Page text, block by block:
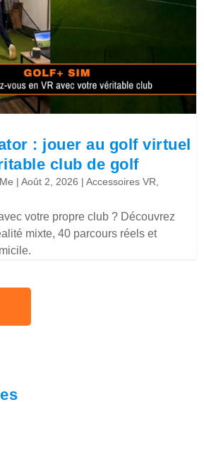
: jouer au golf virtuel
club de golf
|Août 2, 2026 |Accessoires VR
votre propre club ? Découvrez
mixte, 40 parcours réels et